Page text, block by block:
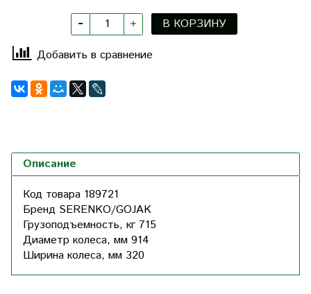
В КОРЗИНУ
Добавить в сравнение
Описание
Код товара 189721
Бренд SERENKO/GOJAK
Грузоподъемность, кг 715
Диаметр колеса, мм 914
Ширина колеса, мм 320